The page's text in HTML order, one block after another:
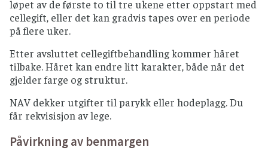
løpet av de første to til tre ukene etter oppstart med
cellegift, eller det kan gradvis tapes over en periode
på flere uker.
Etter avsluttet cellegiftbehandling kommer håret
tilbake. Håret kan endre litt karakter, både når det
gjelder farge og struktur.
NAV dekker utgifter til parykk eller hodeplagg. Du
får rekvisisjon av lege.
Påvirkning av benmargen